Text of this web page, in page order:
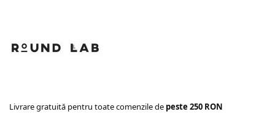
Livrare gratuită pentru toate comenzile de peste 250 RON